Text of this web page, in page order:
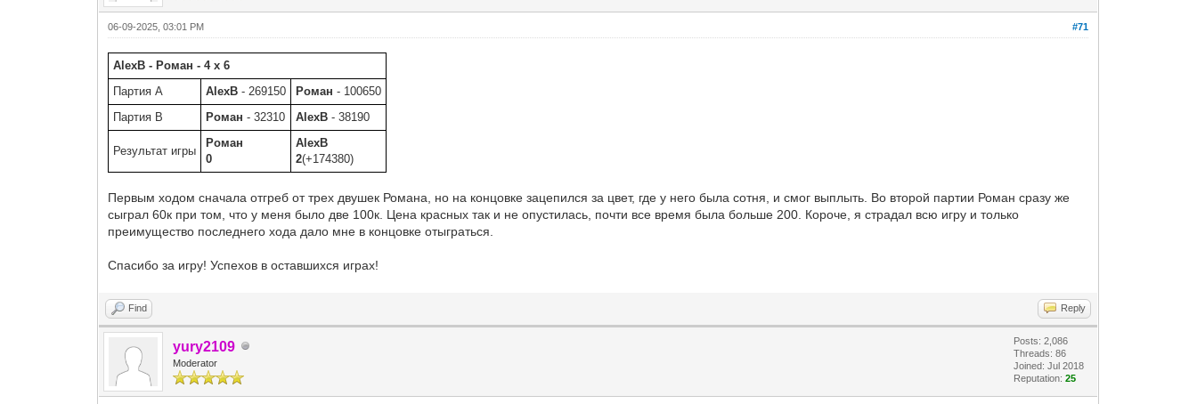
#71
06-09-2025, 03:01 PM
AlexB - Роман - 4 x 6
Партия A
AlexB - 269150 Роман - 100650
Партия B
Роман - 32310 AlexB - 38190
Результат игры
Роман
0
AlexB
2(+174380)
Первым ходом сначала отгреб от трех двушек Романа, но на концовке зацепился за цвет, где у него была сотня, и смог выплыть. Во второй партии Роман сразу же
сыграл 60к при том, что у меня было две 100к. Цена красных так и не опустилась, почти все время была больше 200. Короче, я страдал всю игру и только
преимущество последнего хода дало мне в концовке отыграться.
Спасибо за игру! Успехов в оставшихся играх!
Find Reply
yury2109
Moderator
Posts: 2,086
Threads: 86
Joined: Jul 2018
Reputation:25